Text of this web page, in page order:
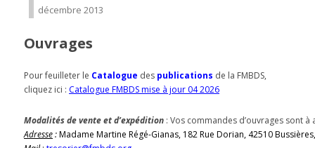
décembre 2013
Ouvrages
Pour feuilleter le Catalogue des publications de la FMBDS,
cliquez ici : Catalogue FMBDS mise à jour 04 2026
Modalités de vente et d’expédition : Vos commandes d’ouvrages sont
Adresse:Madame Martine Régé-Gianas, 182 Rue Dorian, 42510